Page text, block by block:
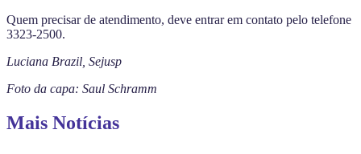
Quem precisar de atendimento, deve entrar em contato pelo telefone
3323-2500.
Luciana Brazil, Sejusp
Foto da capa: Saul Schramm
Mais Notícias